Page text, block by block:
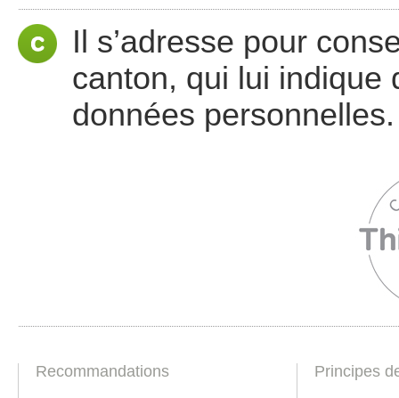
Il s’adresse pour
canton, qui lui indique
données personnelles.
Recommandations Principes